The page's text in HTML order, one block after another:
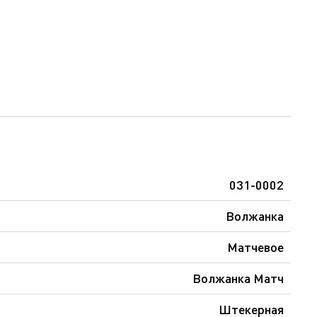
031-0002
Волжанка
Матчевое
Волжанка Матч
Штекерная